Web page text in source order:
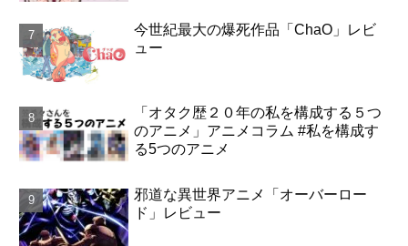
今世紀最大の爆死作品「ChaO」レビ
ュー
「オタク歴２０年の私を構成する５つ
のアニメ」アニメコラム #私を構成す
る5つのアニメ
邪道な異世界アニメ「オーバーロー
ド」レビュー